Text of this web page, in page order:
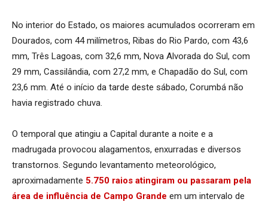
No interior do Estado, os maiores acumulados ocorreram em
Dourados, com 44 milímetros, Ribas do Rio Pardo, com 43,6
mm, Três Lagoas, com 32,6 mm, Nova Alvorada do Sul, com
29 mm, Cassilândia, com 27,2 mm, e Chapadão do Sul, com
23,6 mm. Até o início da tarde deste sábado, Corumbá não
havia registrado chuva.
O temporal que atingiu a Capital durante a noite e a
madrugada provocou alagamentos, enxurradas e diversos
transtornos. Segundo levantamento meteorológico,
aproximadamente 5.750 raios atingiram ou passaram pela
área de influência de Campo Grande em um intervalo de